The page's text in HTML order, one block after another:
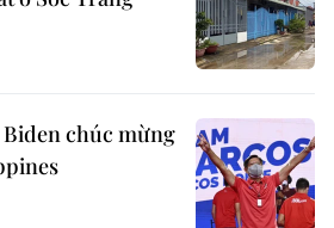
Biden chúc mừng